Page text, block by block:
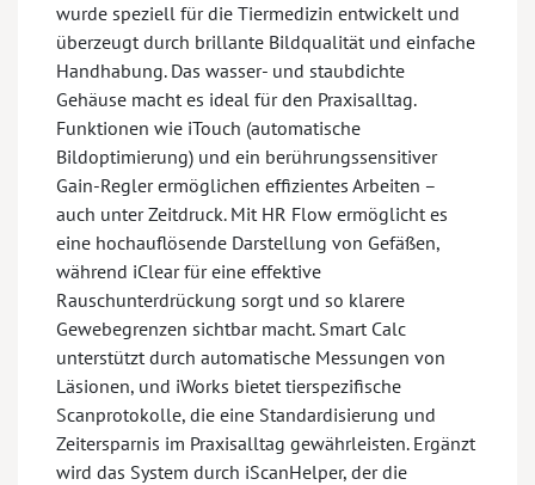
wurde speziell für die Tiermedizin entwickelt und
überzeugt durch brillante Bildqualität und einfache
Handhabung. Das wasser- und staubdichte
Gehäuse macht es ideal für den Praxisalltag.
Funktionen wie iTouch (automatische
Bildoptimierung) und ein berührungssensitiver
Gain-Regler ermöglichen effizientes Arbeiten –
auch unter Zeitdruck. Mit HR Flow ermöglicht es
eine hochauflösende Darstellung von Gefäßen,
während iClear für eine effektive
Rauschunterdrückung sorgt und so klarere
Gewebegrenzen sichtbar macht. Smart Calc
unterstützt durch automatische Messungen von
Läsionen, und iWorks bietet tierspezifische
Scanprotokolle, die eine Standardisierung und
Zeitersparnis im Praxisalltag gewährleisten. Ergänzt
wird das System durch iScanHelper, der die